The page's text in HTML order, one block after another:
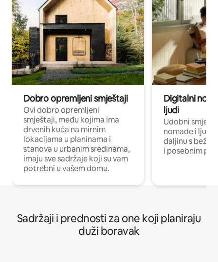
Dobro opremljeni smještaji
Ovi dobro opremljeni
smještaji, među kojima ima
drvenih kuća na mirnim
lokacijama u planinama i
stanova u urbanim sredinama,
imaju sve sadržaje koji su vam
potrebni u vašem domu.
Digitalni
ljudi
Udobni
nomade i ljude
daljinu s
i posebnim
Sadržaji i prednosti za one koji planiraju
duži boravak